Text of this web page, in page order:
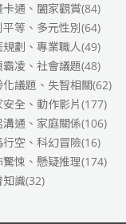
卡通、闔家觀賞(84)
平等、多元性別(64)
規劃、專業職人(49)
霸凌、社會議題(48)
化議題、失智相關(62)
全、動作影片(177)
溝通、家庭關係(106)
行空、科幻冒險(16)
驚悚、懸疑推理(174)
知識(32)